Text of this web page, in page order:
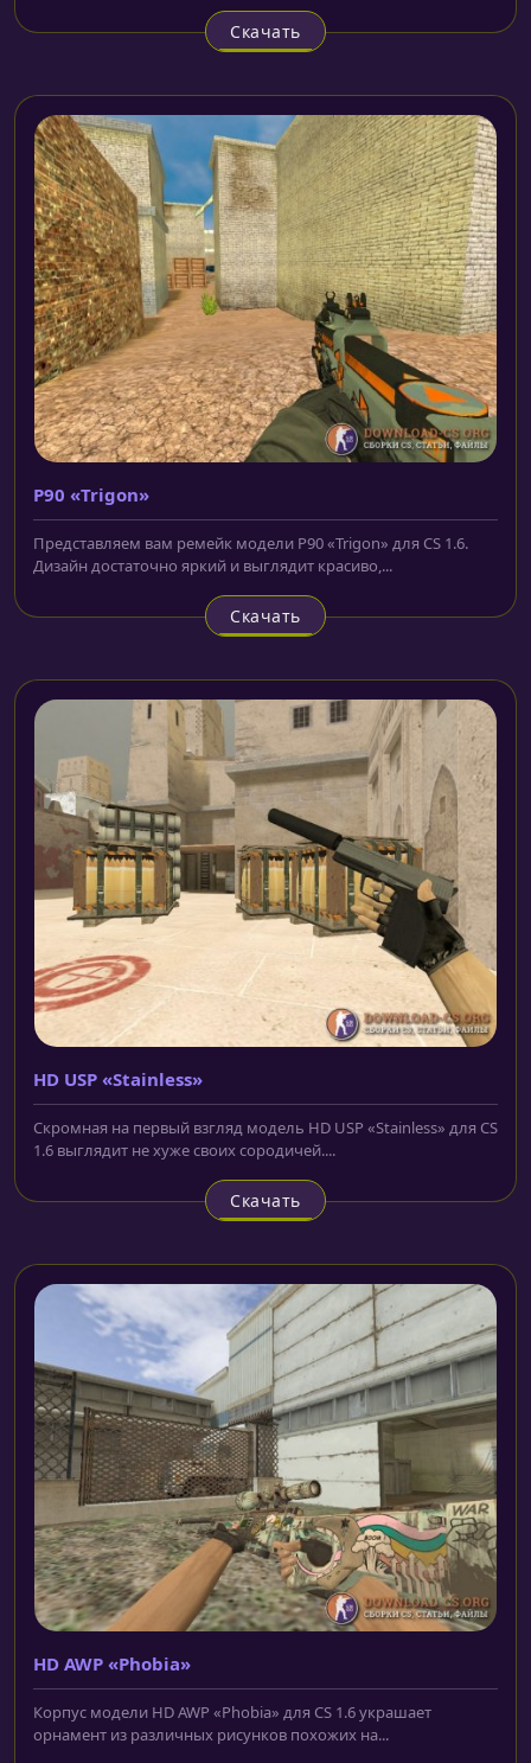
Скачать
P90 «Trigon»
Представляем вам ремейк модели P90 «Trigon» для CS 1.6.
Дизайн достаточно яркий и выглядит красиво,...
Скачать
HD USP «Stainless»
Скромная на первый взгляд модель HD USP «Stainless» для CS
1.6 выглядит не хуже своих сородичей....
Скачать
HD AWP «Phobia»
Корпус модели HD AWP «Phobia» для CS 1.6 украшает
орнамент из различных рисунков похожих на...